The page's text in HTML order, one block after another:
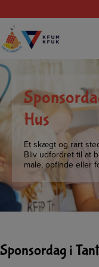
indholdet
Hus
Et skægt og rart
Bliv udfordret til at
male, opfinde eller
Sponsordag i